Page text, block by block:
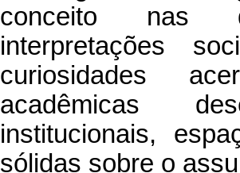
conceito nas
interpretações
curiosidades
acadêmicas
institucionais,
sólidas sobre o